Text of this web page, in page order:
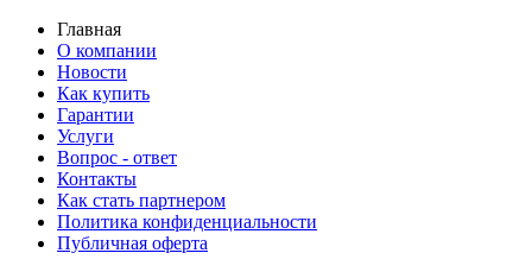
Главная
О компании
Новости
Как купить
Гарантии
Услуги
Вопрос - ответ
Контакты
Как стать партнером
Политика конфиденциальности
Публичная оферта